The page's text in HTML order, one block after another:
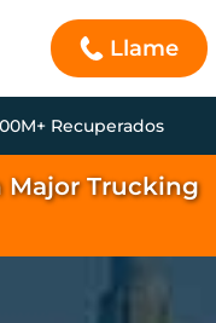
Llame
Recuperados
Major Trucking